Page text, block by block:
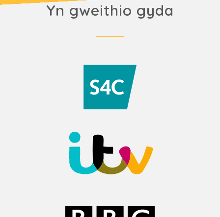
Yn gweithio gyda